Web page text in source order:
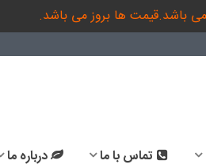
باشد.قیمت ها بروز می باشد.
تماس با ما درباره ما